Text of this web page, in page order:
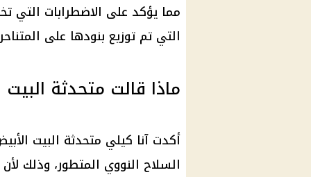
مما يؤكد على الاضطرابات التي
التي تم توزيع بنودها على
ماذا قالت متحدثة
أكدت آنا كيلي متحدثة البيت
السلاح النووي المتطور، وذلك لأن